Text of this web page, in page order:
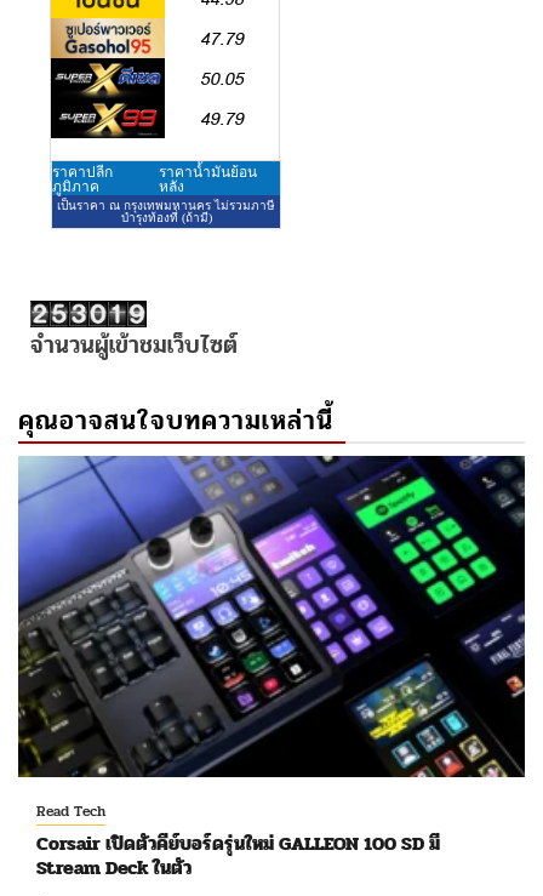
จำนวนผู้เข้าชมเว็บไซต์
คุณอาจสนใจบทความเหล่านี้
Read Tech
Corsair เปิดตัวคีย์บอร์ดรุ่นใหม่ GALLEON 100 SD มี
Stream Deck ในตัว